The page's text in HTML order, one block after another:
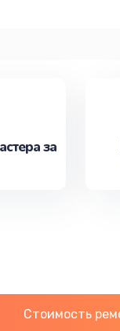
за
Стоимость